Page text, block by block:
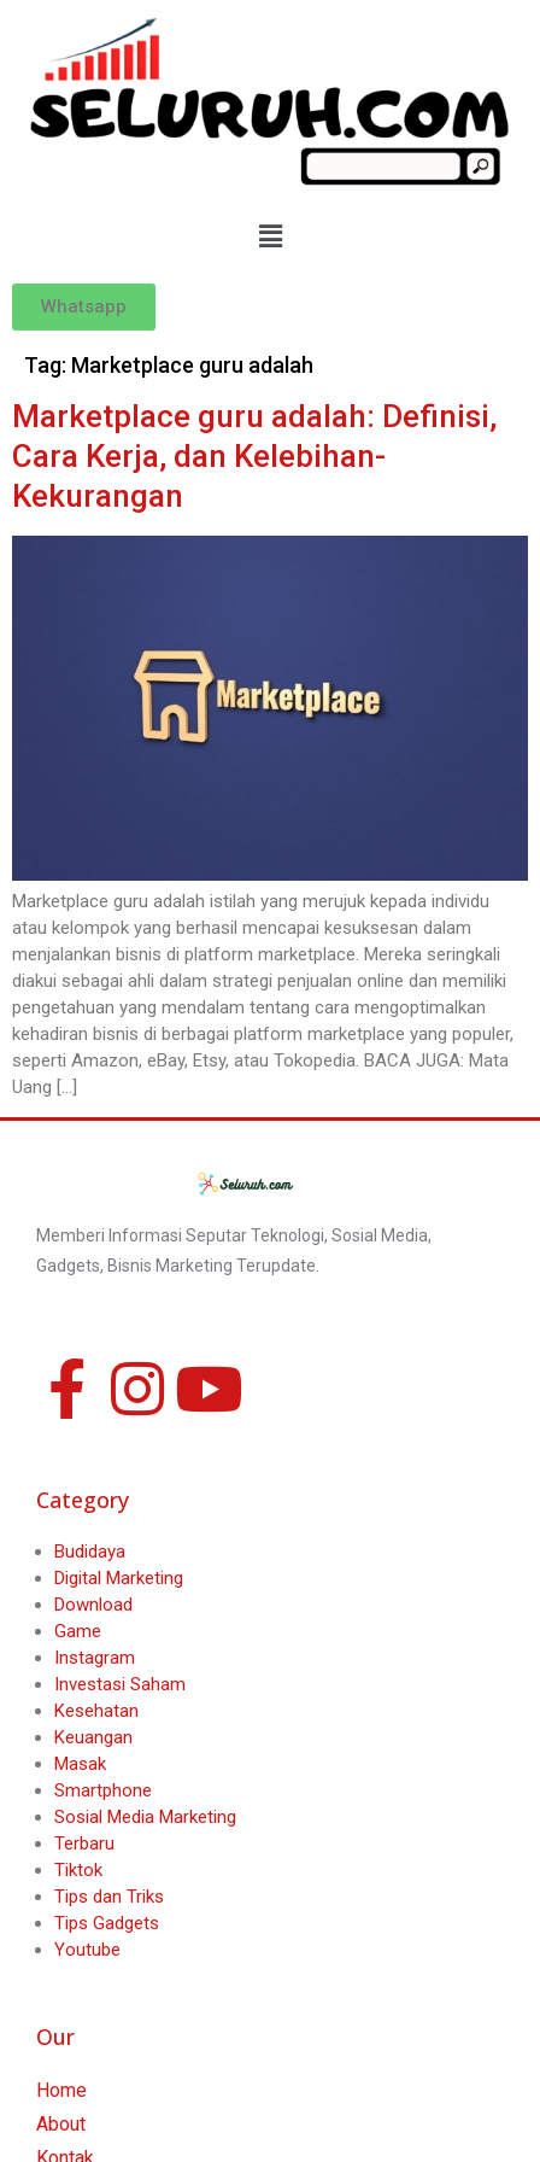
Whatsapp
Tag: Marketplace guru adalah
Marketplace guru adalah: Definisi,
Cara Kerja, dan Kelebihan-
Kekurangan
Marketplace guru adalah istilah yang merujuk kepada individu
atau kelompok yang berhasil mencapai kesuksesan dalam
menjalankan bisnis di platform marketplace. Mereka seringkali
diakui sebagai ahli dalam strategi penjualan online dan memiliki
pengetahuan yang mendalam tentang cara mengoptimalkan
kehadiran bisnis di berbagai platform marketplace yang populer,
seperti Amazon, eBay, Etsy, atau Tokopedia. BACA JUGA: Mata
Uang […]
Memberi Informasi Seputar Teknologi, Sosial Media,
Gadgets, Bisnis Marketing Terupdate.
Category
Budidaya
Digital Marketing
Download
Game
Instagram
Investasi Saham
Kesehatan
Keuangan
Masak
Smartphone
Sosial Media Marketing
Terbaru
Tiktok
Tips dan Triks
Tips Gadgets
Youtube
Our
Home
About